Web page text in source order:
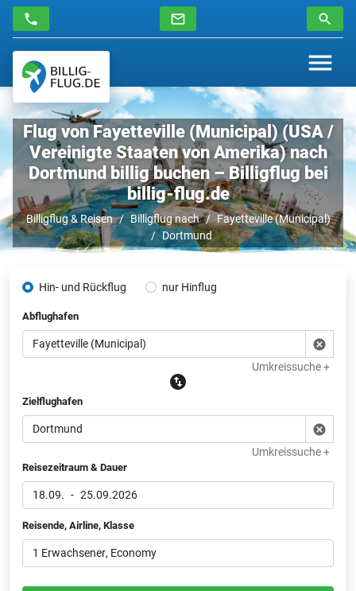
Flug von Fayetteville (Municipal) (USA /
Vereinigte Staaten von Amerika) nach
Dortmund billig buchen – Billigflug bei
billig-flug.de
Billigflug & Reisen Billigflug nach
Fayetteville (Municipal)
Dortmund
Hin- und Rückflug nur Hinflug
Abflughafen
Umkreissuche +
Zielflughafen
Umkreissuche +
Reisezeitraum & Dauer
18.09. - 25.09.2026
Reisende, Airline, Klasse
1 Erwachsener, Economy